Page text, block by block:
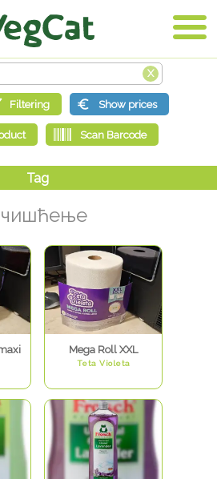
Mega Roll XXL
Teta Violeta